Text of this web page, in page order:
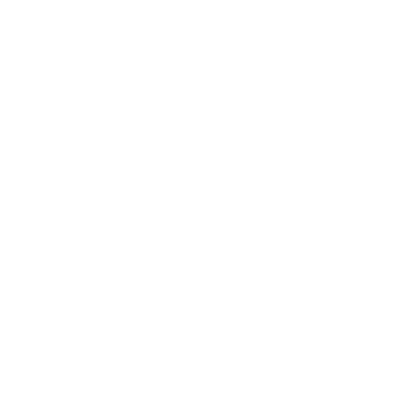
om 10.00 in huis.
,verzending met dpd was
Leuk motorblad erbij